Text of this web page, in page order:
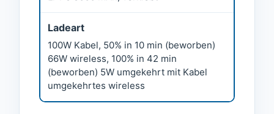
Ladeart
100W Kabel, 50% in 10 min (beworben)
66W wireless, 100% in 42 min
(beworben) 5W umgekehrt mit Kabel
umgekehrtes wireless